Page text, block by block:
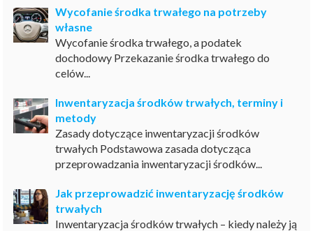
Wycofanie środka trwałego na potrzeby
własne
Wycofanie środka trwałego, a podatek
dochodowy Przekazanie środka trwałego do
celów...
Inwentaryzacja środków trwałych, terminy i
metody
Zasady dotyczące inwentaryzacji środków
trwałych Podstawowa zasada dotycząca
przeprowadzania inwentaryzacji środków...
Jak przeprowadzić inwentaryzację środków
trwałych
Inwentaryzacja środków trwałych – kiedy należy ją